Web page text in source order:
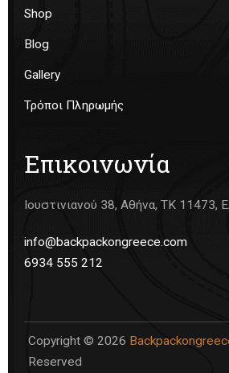
Shop
Blog
Gallery
Τρόποι Πληρωμής
Επικοινωνία
Ιουστινιανού 38, Αθήνα, ΤΚ 11473,
info@backpackongreece.com
6934 555 212
Copyright © 2026
Reserved